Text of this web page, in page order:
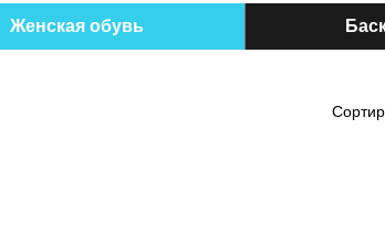
Женская обувь